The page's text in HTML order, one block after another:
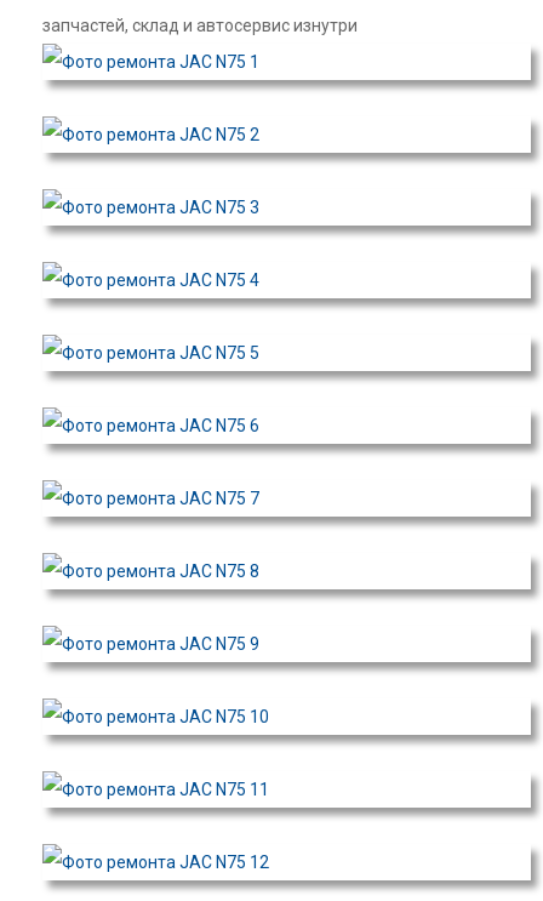
запчастей, склад и автосервис изнутри